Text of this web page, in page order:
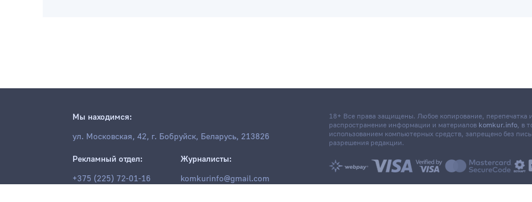
Мы находимся:
ул. Московская, 42, г. Бобруйск, Беларусь, 213826
Рекламный отдел:
+375 (225) 72-01-16
Журналисты:
komkurinfo@gmail.com
18+ Все права защищены. Любое копирование, перепечатка
распространение информации и материалов komkur.info, в
использованием компьютерных средств, запрещено без
разрешения редакции.